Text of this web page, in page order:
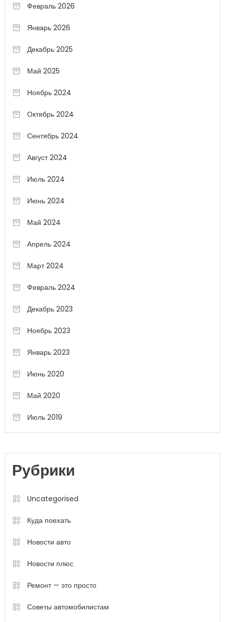
Февраль 2026
Январь 2026
Декабрь 2025
Май 2025
Ноябрь 2024
Октябрь 2024
Сентябрь 2024
Август 2024
Июль 2024
Июнь 2024
Май 2024
Апрель 2024
Март 2024
Февраль 2024
Декабрь 2023
Ноябрь 2023
Январь 2023
Июнь 2020
Май 2020
Июль 2019
Рубрики
Uncategorised
Куда поехать
Новости авто
Новости плюс
Ремонт — это просто
Советы автомобилистам